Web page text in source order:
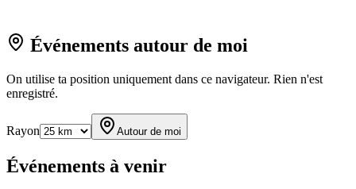
Événements autour de moi
On utilise ta position uniquement dans ce navigateur. Rien n'est
enregistré.
Rayon Autour de moi
Événements à venir